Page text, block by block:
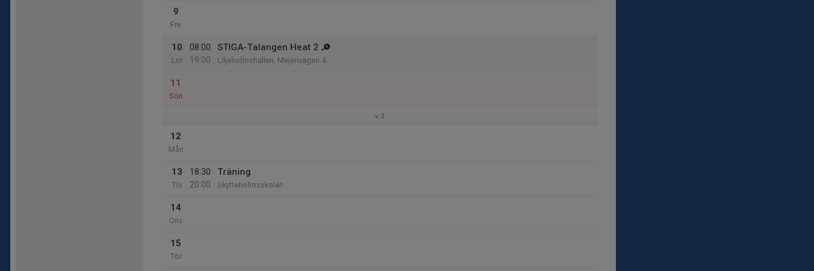
9
Fre
10
Lör
08:00
19:00
STIGA-Talangen Heat 2
Liljeholmshallen, Mejerivägen 4
11
Sön
v.3
12
Mån
13
Tis
18:30
20:00
Träning
Skytteholmsskolan
14
Ons
15
Tor